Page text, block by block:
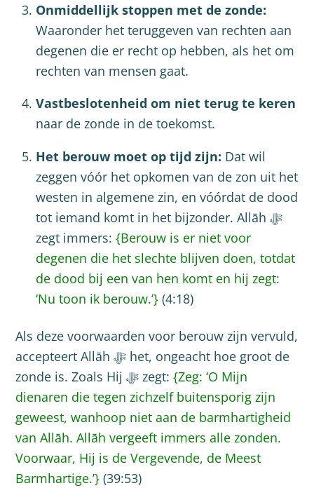
Onmiddellijk stoppen met de zonde:
Waaronder het teruggeven van rechten aan
degenen die er recht op hebben, als het om
rechten van mensen gaat.
Vastbeslotenheid om niet terug te keren
naar de zonde in de toekomst.
Het berouw moet op tijd zijn: Dat wil
zeggen vóór het opkomen van de zon uit het
westen in algemene zin, en vóórdat de dood
tot iemand komt in het bijzonder. Allāh ﷻ
zegt immers: {Berouw is er niet voor
degenen die het slechte blijven doen, totdat
de dood bij een van hen komt en hij zegt:
‘Nu toon ik berouw.’}(4:18)
Als deze voorwaarden voor berouw zijn vervuld,
accepteert Allāh ﷻ het, ongeacht hoe groot de
zonde is. Zoals Hij ﷻ zegt:{Zeg: ‘O Mijn
dienaren die tegen zichzelf buitensporig zijn
geweest, wanhoop niet aan de barmhartigheid
van Allāh. Allāh vergeeft immers alle zonden.
Voorwaar, Hij is de Vergevende, de Meest
Barmhartige.’} (39:53)